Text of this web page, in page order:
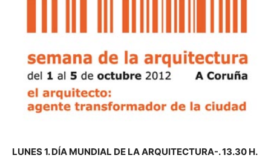
LUNES 1. DÍA MUNDIAL DE LA ARQUITECTURA-. 13.30 H.